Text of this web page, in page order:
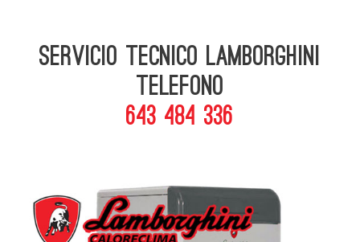
Servicio Tecnico Lamborghini
telefono
643 484 336